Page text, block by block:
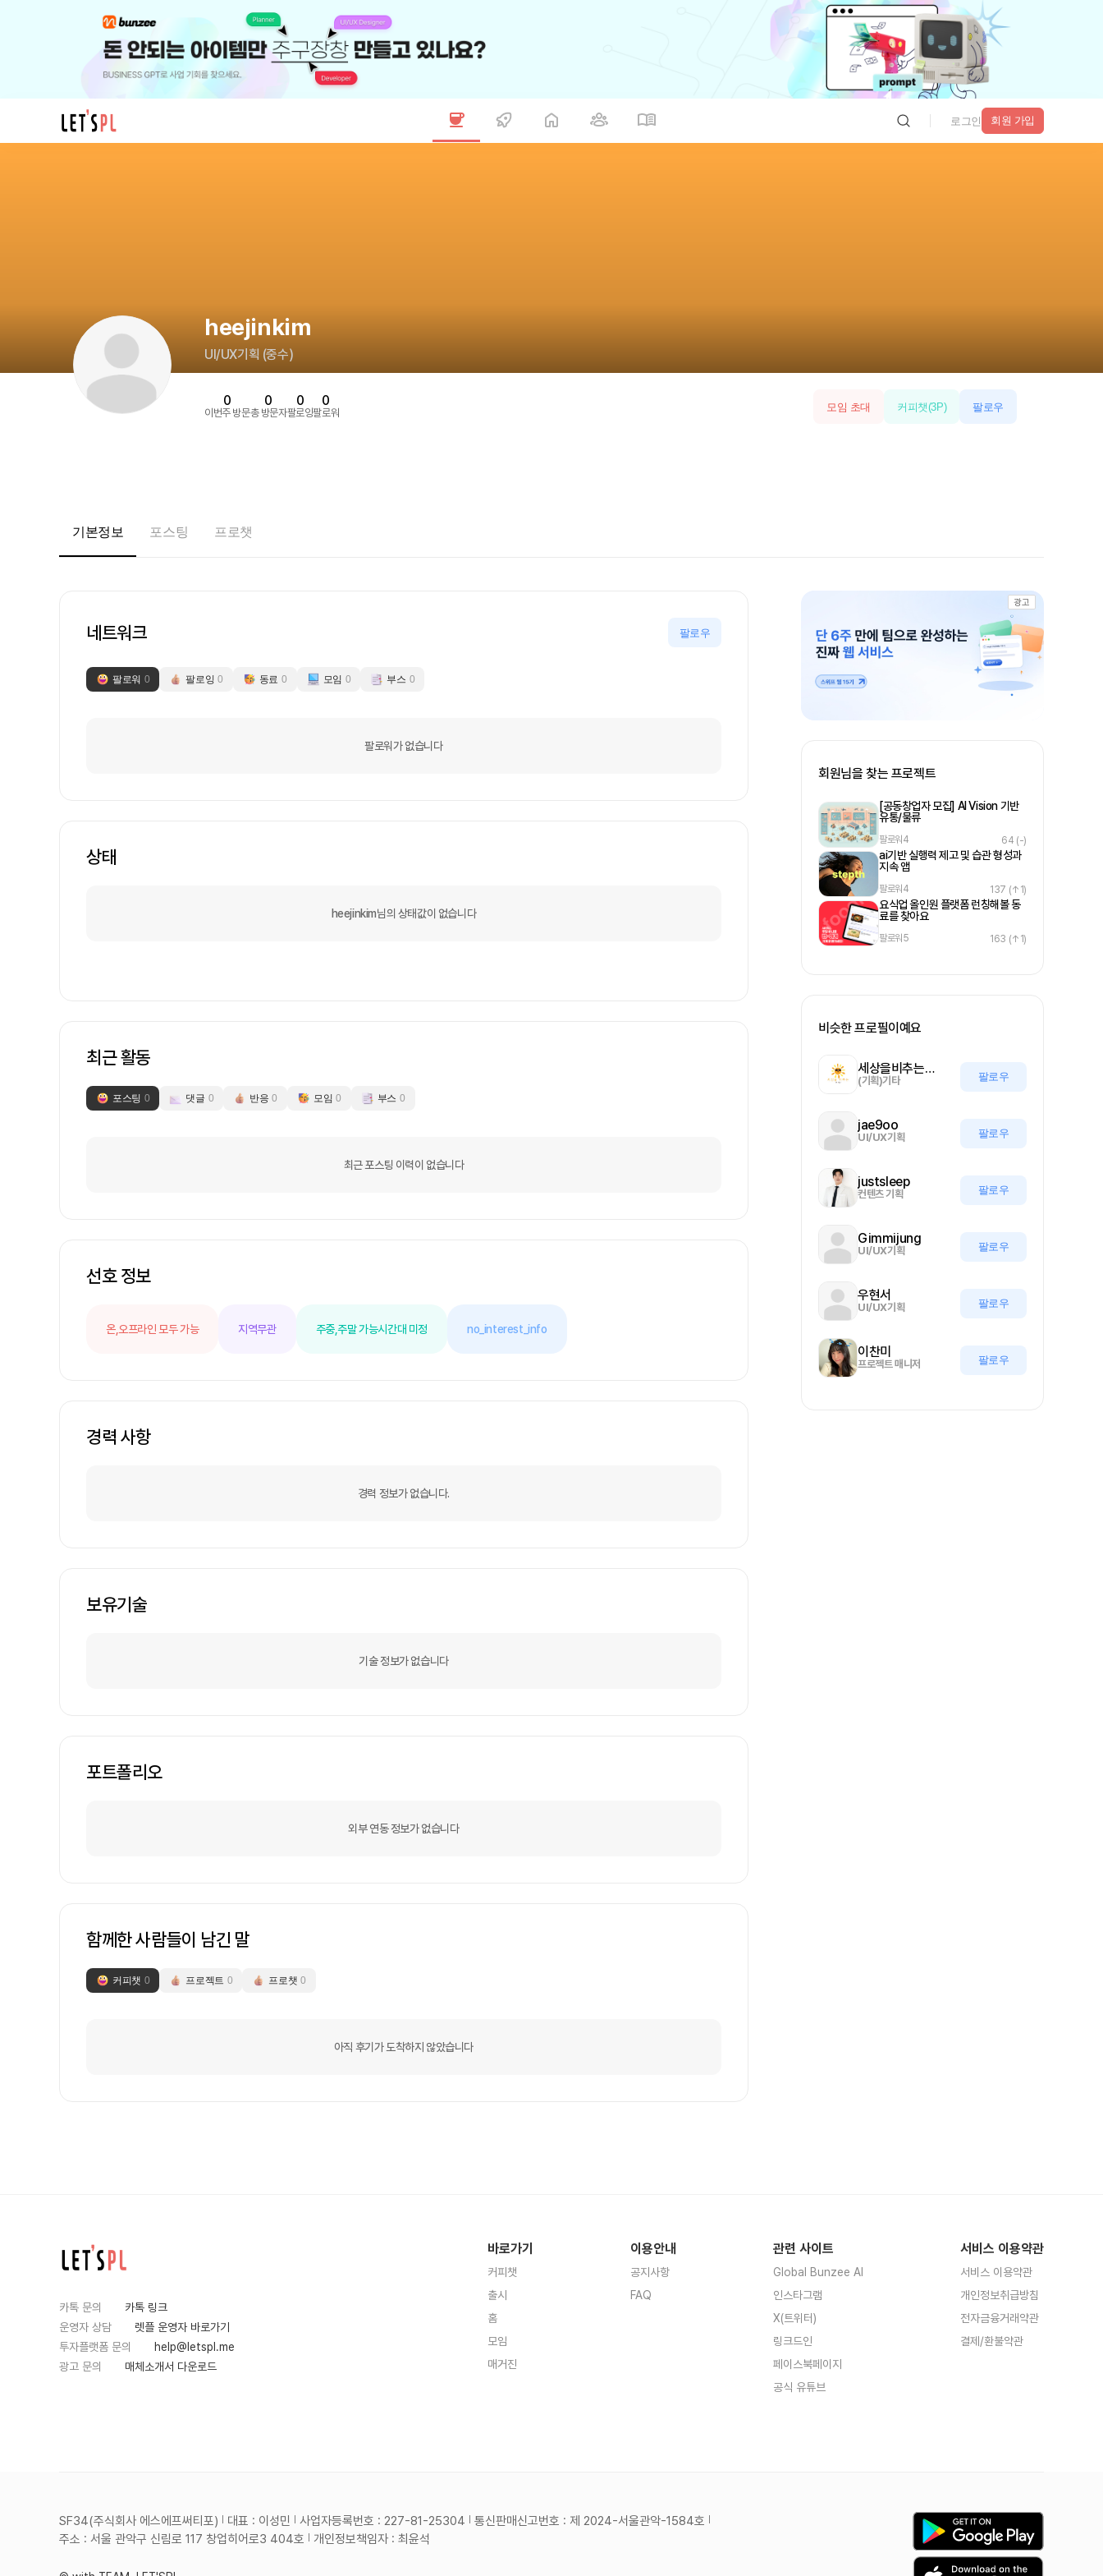
로그인 회원 가입
heejinkim
UI/UX기획 (중수)
이번주 방문
0
총 방문자
0
팔로잉
0
팔로워
0 모임 초대 커피챗(3P) 팔로우
기본정보 포스팅 프로챗
네트워크 팔로우
팔로워 0 팔로잉 0 동료 0 모임 0 부스 0
팔로워가 없습니다
상태
heejinkim님의 상태값이 없습니다
최근 활동
포스팅 0 댓글 0 반응 0 모임 0 부스 0
최근 포스팅 이력이 없습니다
선호 정보
온,오프라인 모두 가능 지역무관 주중,주말 가능시간대 미정 no_interest_info
경력 사항
경력 정보가 없습니다.
보유기술
기술 정보가 없습니다
포트폴리오
외부 연동 정보가 없습니다
함께한 사람들이 남긴 말
커피챗 0 프로젝트 0 프로챗 0
아직 후기가 도착하지 않았습니다
광고
회원님을 찾는 프로젝트
[공동창업자 모집] AI Vision 기반
유통/물류
팔로워4 64 (-)
ai기반 실행력 제고 및 습관 형성과
지속 앱
팔로워4 137 (↑1)
요식업 올인원 플랫폼 런칭해볼 동
료를 찾아요
팔로워5 163 (↑1)
비슷한 프로필이예요
세상을비추는올기자
(기획)기타 팔로우
jae9oo
UI/UX기획 팔로우
justsleep
컨텐츠 기획 팔로우
Gimmijung
UI/UX기획 팔로우
우현서
UI/UX기획 팔로우
이찬미
프로젝트 매니저 팔로우
카톡 문의
카톡 링크
운영자 상담
렛플 운영자 바로가기
투자플랫폼 문의
help@letspl.me
광고 문의
매체소개서 다운로드
바로가기
커피챗
출시
홈
모임
매거진
이용안내
공지사항
FAQ
관련 사이트
Global Bunzee AI
인스타그램
X(트위터)
링크드인
페이스북페이지
공식 유튜브
서비스 이용약관
서비스 이용약관
개인정보취급방침
전자금융거래약관
결제/환불약관
SF34(주식회사 에스에프써티포) 대표 : 이성민 사업자등록번호 : 227-81-25304
통신판매신고번호 : 제 2024-서울관악-1584호
주소 : 서울 관악구 신림로 117 창업히어로3 404호
개인정보책임자 : 최윤석